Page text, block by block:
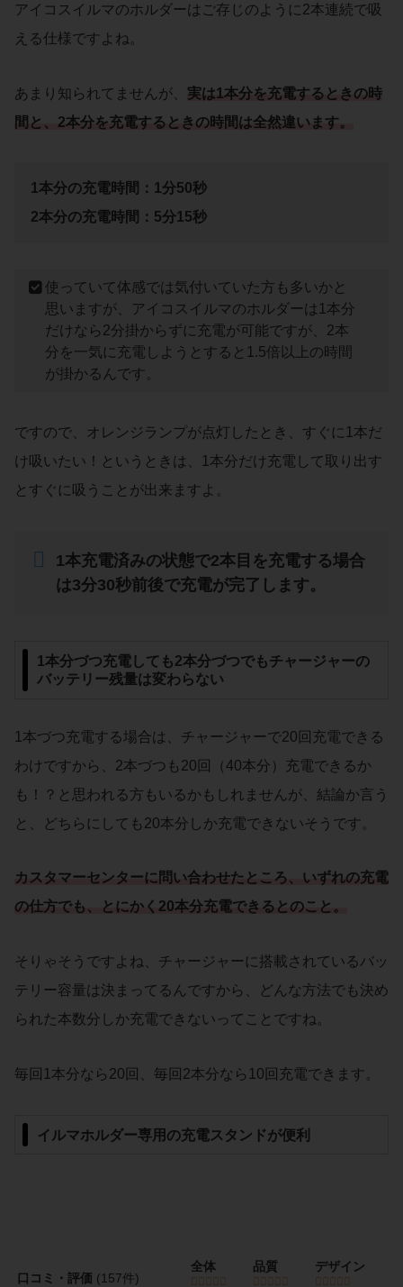
アイコスイルマのホルダーはご存じのように2本連続で吸
える仕様ですよね。
あまり知られてませんが、 実は1本分を充電するときの時
間と、2本分を充電するときの時間は全然違います。
1本分の充電時間：1分50秒
2本分の充電時間：5分15秒
使っていて体感では気付いていた方も多いかと
思いますが、アイコスイルマのホルダーは1本分
だけなら2分掛からずに充電が可能ですが、2本
分を一気に充電しようとすると1.5倍以上の時間
が掛かるんです。
ですので、オレンジランプが点灯したとき、すぐに1本だ
け吸いたい！というときは、1本分だけ充電して取り出す
とすぐに吸うことが出来ますよ。
1本充電済みの状態で2本目を充電する場合
は3分30秒前後で充電が完了します。
1本分づつ充電しても2本分づつでもチャージャーの
バッテリー残量は変わらない
1本づつ充電する場合は、チャージャーで20回充電できる
わけですから、2本づつも20回（40本分）充電できるか
も！？と思われる方もいるかもしれませんが、結論か言う
と、どちらにしても20本分しか充電できないそうです。
カスタマーセンターに問い合わせたところ、いずれの充電
の仕方でも、とにかく20本分充電できるとのこと。
そりゃそうですよね、チャージャーに搭載されているバッ
テリー容量は決まってるんですから、どんな方法でも決め
られた本数分しか充電できないってことですね。
毎回1本分なら20回、毎回2本分なら10回充電できます。
イルマホルダー専用の充電スタンドが便利
口コミ・評価 (157件)
全体 品質 デザイン